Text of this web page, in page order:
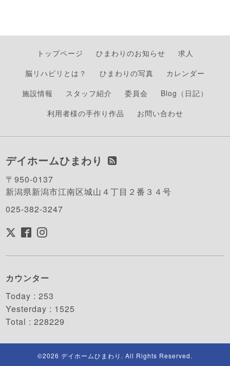
トップページ ひまわりのお知らせ
求人
脳リハビリとは？
ひまわりの写真
カレンダー
施設情報
スタッフ紹介 委員会
Blog（日記）
利用者様の手作り作品
お問い合わせ
デイホームひまわり
〒950-0137
新潟県新潟市江南区城山４丁目２番３４号
025-382-3247
カウンター
Today :253
Yesterday : 1525
Total :228229
©2026 デイホームひまわり . All Rights Reserved.